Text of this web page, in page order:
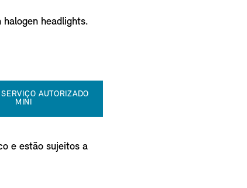
headlights.
AUTORIZADO
MINI
e estão sujeitos a